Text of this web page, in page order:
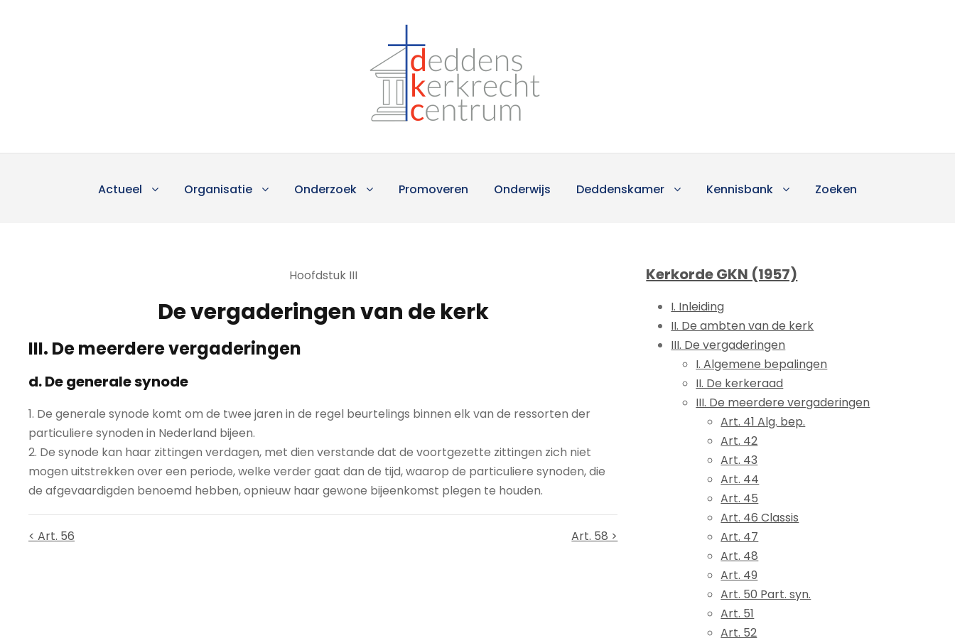
Actueel Organisatie Onderzoek Promoveren Onderwijs Deddenskamer Kennisbank Zoeken
Hoofdstuk III
De vergaderingen van de kerk
III. De meerdere vergaderingen
d. De generale synode
1. De generale synode komt om de twee jaren in de regel beurtelings binnen elk van de ressorten der
particuliere synoden in Nederland bijeen.
2. De synode kan haar zittingen verdagen, met dien verstande dat de voortgezette zittingen zich niet
mogen uitstrekken over een periode, welke verder gaat dan de tijd, waarop de particuliere synoden, die
de afgevaardigden benoemd hebben, opnieuw haar gewone bijeenkomst plegen te houden.
< Art. 56 Art. 58 >
Kerkorde GKN (1957)
I. Inleiding
II. De ambten van de kerk
III. De vergaderingen
I. Algemene bepalingen
II. De kerkeraad
III. De meerdere vergaderingen
Art. 41 Alg. bep.
Art. 42
Art. 43
Art. 44
Art. 45
Art. 46 Classis
Art. 47
Art. 48
Art. 49
Art. 50 Part. syn.
Art. 51
Art. 52